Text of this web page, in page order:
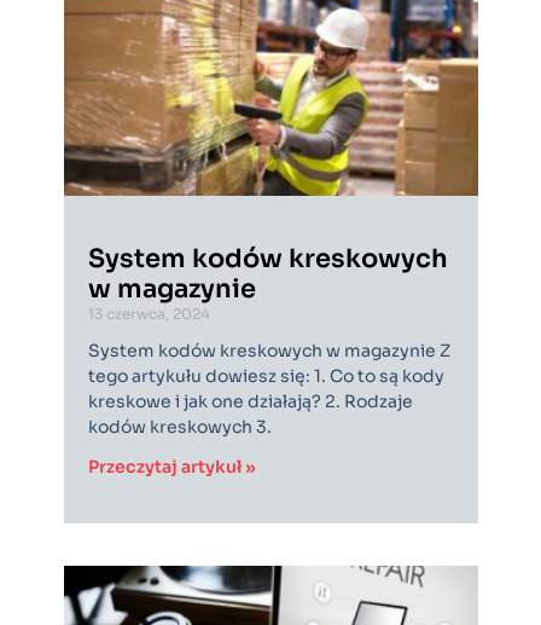
System kodów kreskowych
w magazynie
13 czerwca, 2024
System kodów kreskowych w magazynie Z
tego artykułu dowiesz się: 1. Co to są kody
kreskowe i jak one działają? 2. Rodzaje
kodów kreskowych 3.
Przeczytaj artykuł »